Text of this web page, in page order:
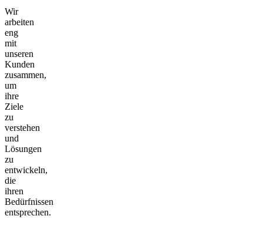
Wir
arbeiten
eng
mit
unseren
Kunden
zusammen,
um
ihre
Ziele
zu
verstehen
und
Lösungen
zu
entwickeln,
die
ihren
Bedürfnissen
entsprechen.